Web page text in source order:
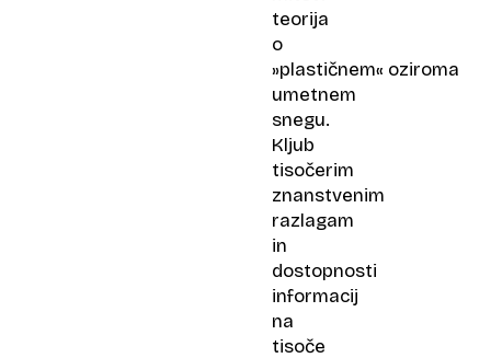
teorija
o
»plastičnem« oziroma
umetnem
snegu.
Kljub
tisočerim
znanstvenim
razlagam
in
dostopnosti
informacij
na
tisoče